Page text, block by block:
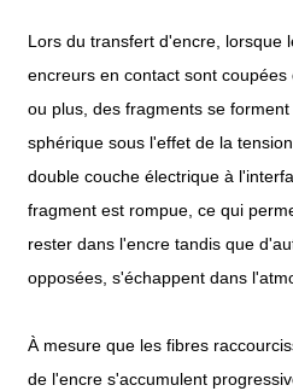
Lors du transfert d'encre, lorsque
encreurs en contact sont
ou plus, des fragments se
sphérique sous l'effet de la
double couche électrique à
fragment est rompue, ce qui
rester dans l'encre tandis que
opposées, s'échappent dans
À mesure que les fibres
de l'encre s'accumulent